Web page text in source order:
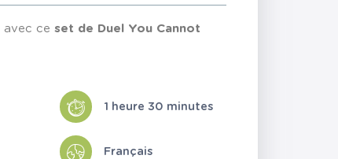
avec ce set de Duel You Cannot
1 heure 30 minutes
Français